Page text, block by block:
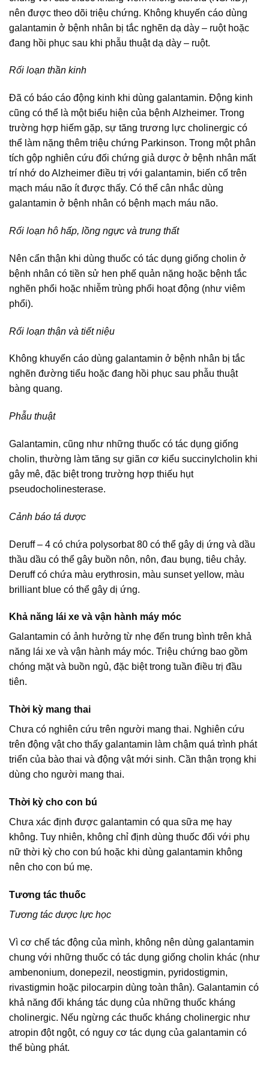
nên được theo dõi triệu chứng. Không khuyến cáo dùng
galantamin ở bệnh nhân bị tắc nghẽn dạ dày – ruột hoặc
đang hồi phục sau khi phẫu thuật dạ dày – ruột.
Rối loạn thần kinh
Đã có báo cáo động kinh khi dùng galantamin. Động kinh
cũng có thể là một biểu hiện của bệnh Alzheimer. Trong
trường hợp hiếm gặp, sự tăng trương lực cholinergic có
thể làm nặng thêm triệu chứng Parkinson. Trong một phân
tích gộp nghiên cứu đối chứng giả dược ở bệnh nhân mất
trí nhớ do Alzheimer điều trị với galantamin, biến cố trên
mạch máu não ít được thấy. Có thể cân nhắc dùng
galantamin ở bệnh nhân có bệnh mạch máu não.
Rối loạn hô hấp, lồng ngực và trung thất
Nên cẩn thận khi dùng thuốc có tác dụng giống cholin ở
bệnh nhân có tiền sử hen phế quản nặng hoặc bệnh tắc
nghẽn phổi hoặc nhiễm trùng phổi hoạt động (như viêm
phổi).
Rối loạn thận và tiết niệu
Không khuyến cáo dùng galantamin ở bệnh nhân bị tắc
nghẽn đường tiểu hoặc đang hồi phục sau phẫu thuật
bàng quang.
Phẫu thuật
Galantamin, cũng như những thuốc có tác dụng giống
cholin, thường làm tăng sự giãn cơ kiểu succinylcholin khi
gây mê, đặc biệt trong trường hợp thiếu hụt
pseudocholinesterase.
Cảnh báo tá dược
Deruff – 4 có chứa polysorbat 80 có thể gây dị ứng và dầu
thầu dầu có thể gây buồn nôn, nôn, đau bụng, tiêu chảy.
Deruff có chứa màu erythrosin, màu sunset yellow, màu
brilliant blue có thể gây dị ứng.
Khả năng lái xe và vận hành máy móc
Galantamin có ảnh hưởng từ nhẹ đến trung bình trên khả
năng lái xe và vận hành máy móc. Triệu chứng bao gồm
chóng mặt và buồn ngủ, đặc biệt trong tuần điều trị đầu
tiên.
Thời kỳ mang thai
Chưa có nghiên cứu trên người mang thai. Nghiên cứu
trên động vật cho thấy galantamin làm chậm quá trình phát
triển của bào thai và động vật mới sinh. Cần thận trọng khi
dùng cho người mang thai.
Thời kỳ cho con bú
Chưa xác định được galantamin có qua sữa mẹ hay
không. Tuy nhiên, không chỉ định dùng thuốc đối với phụ
nữ thời kỳ cho con bú hoặc khi dùng galantamin không
nên cho con bú mẹ.
Tương tác thuốc
Tương tác dược lực học
Vì cơ chế tác động của mình, không nên dùng galantamin
chung với những thuốc có tác dụng giống cholin khác (như
ambenonium, donepezil, neostigmin, pyridostigmin,
rivastigmin hoặc pilocarpin dùng toàn thân). Galantamin có
khả năng đối kháng tác dụng của những thuốc kháng
cholinergic. Nếu ngừng các thuốc kháng cholinergic như
atropin đột ngột, có nguy cơ tác dụng của galantamin có
thể bùng phát.